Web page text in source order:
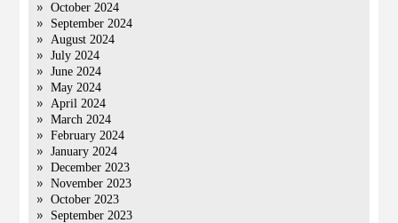
October 2024
September 2024
August 2024
July 2024
June 2024
May 2024
April 2024
March 2024
February 2024
January 2024
December 2023
November 2023
October 2023
September 2023